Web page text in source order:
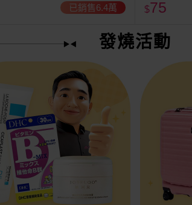
已銷售6.4萬
$75
發燒活動